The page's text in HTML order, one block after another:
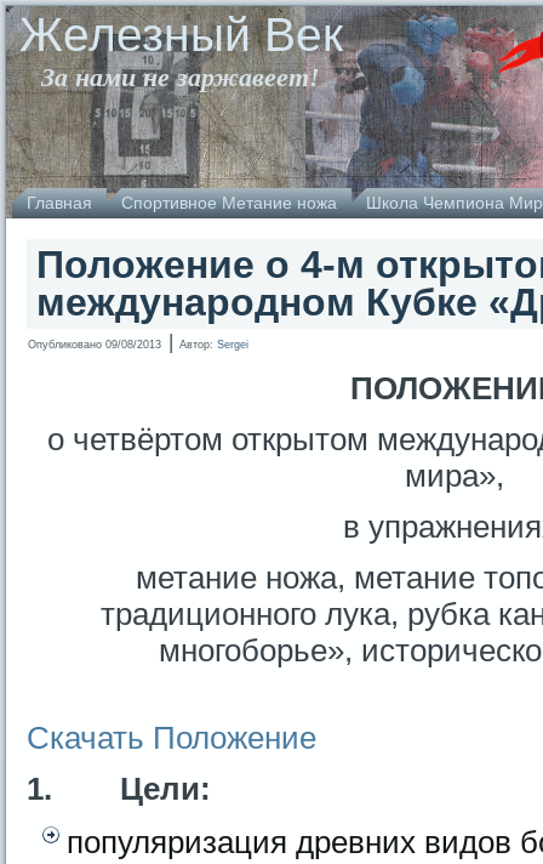
Железный Век
За нами не заржавеет!
Главная Спортивное Метание ножа Школа Чемпиона
Положение о 4-м
международном Кубке
Опубликовано 09/08/2013 | Автор: Sergei
о четвёртом открытом
мира»,
в
метание ножа, метание
традиционного лука, рубка
многоборье»,
Скачать Положение
1. Цели:
популяризация древних видов